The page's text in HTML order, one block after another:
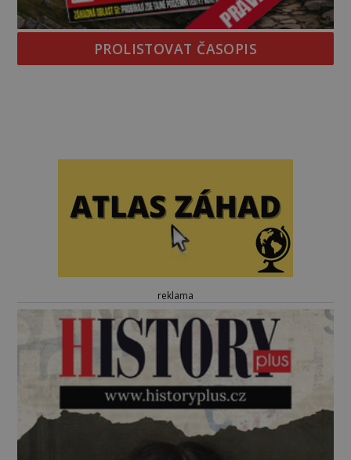
PROLISTOVAT ČASOPIS
reklama